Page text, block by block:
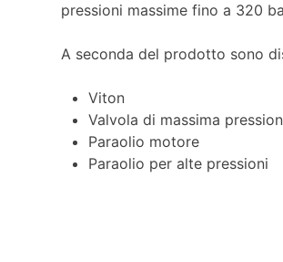
pressioni massime fino a 320
A seconda del prodotto sono
Viton
Valvola di massima
Paraolio motore
Paraolio per alte pressioni